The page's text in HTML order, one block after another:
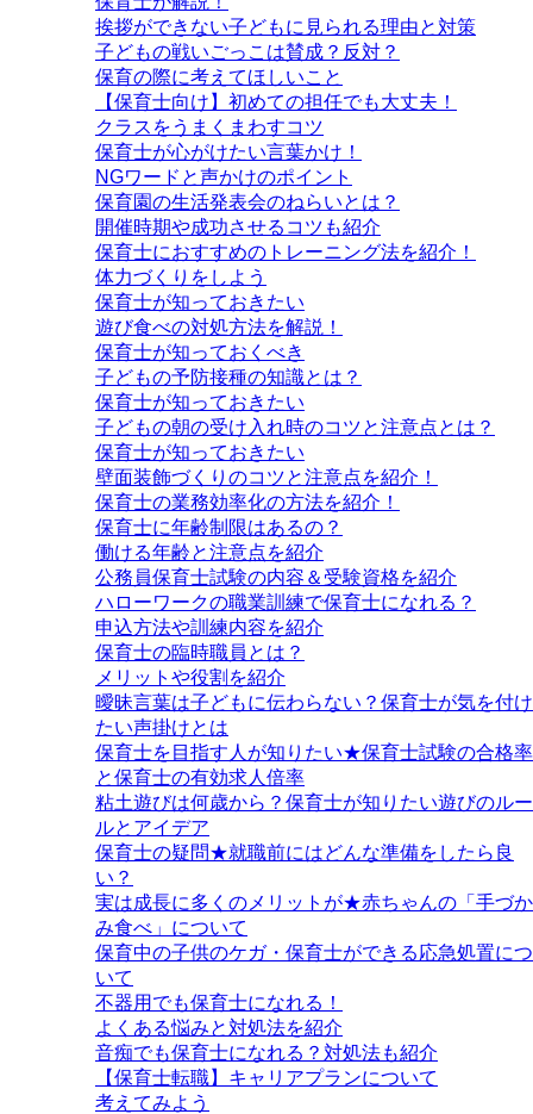
挨拶ができない子どもに見られる理由と対策
子どもの戦いごっこは賛成？反対？
保育の際に考えてほしいこと
【保育士向け】初めての担任でも大丈夫！
クラスをうまくまわすコツ
保育士が心がけたい言葉かけ！
NGワードと声かけのポイント
保育園の生活発表会のねらいとは？
開催時期や成功させるコツも紹介
保育士におすすめのトレーニング法を紹介！
体力づくりをしよう
保育士が知っておきたい
遊び食べの対処方法を解説！
保育士が知っておくべき
子どもの予防接種の知識とは？
保育士が知っておきたい
子どもの朝の受け入れ時のコツと注意点とは？
保育士が知っておきたい
壁面装飾づくりのコツと注意点を紹介！
保育士の業務効率化の方法を紹介！
保育士に年齢制限はあるの？
働ける年齢と注意点を紹介
公務員保育士試験の内容＆受験資格を紹介
ハローワークの職業訓練で保育士になれる？
申込方法や訓練内容を紹介
保育士の臨時職員とは？
メリットや役割を紹介
曖昧言葉は子どもに伝わらない？保育士が気を付け
たい声掛けとは
保育士を目指す人が知りたい★保育士試験の合格率
と保育士の有効求人倍率
粘土遊びは何歳から？保育士が知りたい遊びのルー
ルとアイデア
保育士の疑問★就職前にはどんな準備をしたら良
い？
実は成長に多くのメリットが★赤ちゃんの「手づか
み食べ」について
保育中の子供のケガ・保育士ができる応急処置につ
いて
不器用でも保育士になれる！
よくある悩みと対処法を紹介
音痴でも保育士になれる？対処法も紹介
【保育士転職】キャリアプランについて
考えてみよう